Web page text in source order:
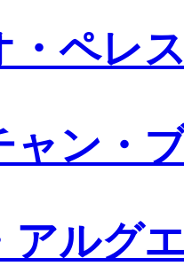
・ペレ
ャン・
アルグ